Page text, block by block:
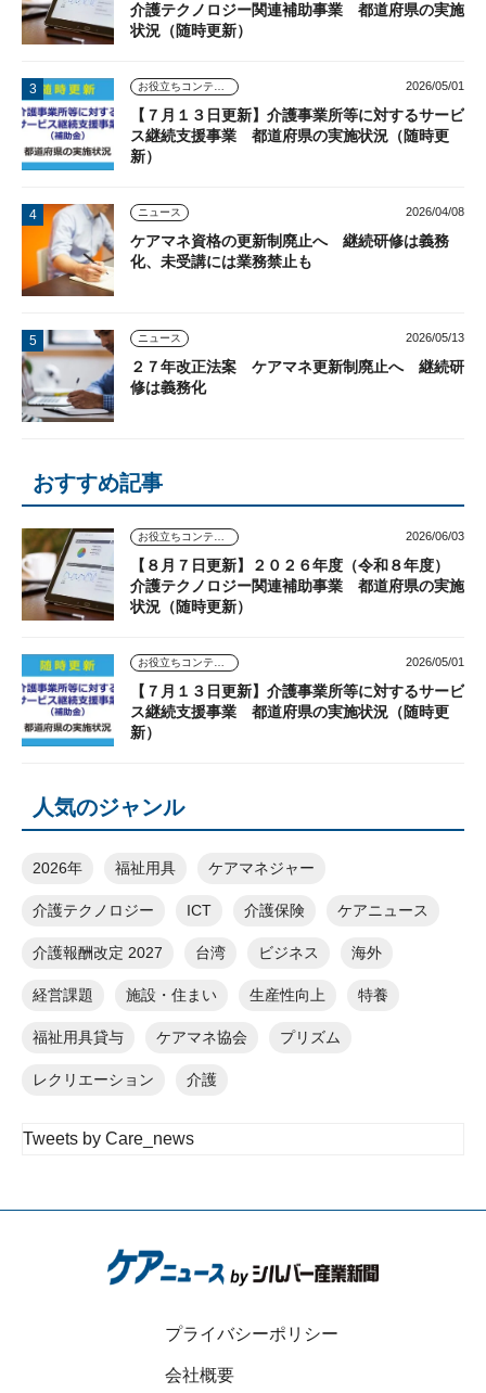
介護テクノロジー関連補助事業 都道府県の実施
状況（随時更新）
お役立ちコンテンツ 2026/05/01
【７月１３日更新】介護事業所等に対するサービ
ス継続支援事業 都道府県の実施状況（随時更
新）
ニュース 2026/04/08
ケアマネ資格の更新制廃止へ 継続研修は義務
化、未受講には業務禁止も
ニュース 2026/05/13
２７年改正法案 ケアマネ更新制廃止へ 継続研
修は義務化
おすすめ記事
お役立ちコンテンツ 2026/06/03
【８月７日更新】２０２６年度（令和８年度）
介護テクノロジー関連補助事業 都道府県の実施
状況（随時更新）
お役立ちコンテンツ 2026/05/01
【７月１３日更新】介護事業所等に対するサービ
ス継続支援事業 都道府県の実施状況（随時更
新）
人気のジャンル
2026年 福祉用具 ケアマネジャー
介護テクノロジー ICT 介護保険 ケアニュース
介護報酬改定 2027 台湾 ビジネス 海外
経営課題 施設・住まい 生産性向上 特養
福祉用具貸与 ケアマネ協会 プリズム
レクリエーション 介護
Tweets by Care_news
プライバシーポリシー
会社概要